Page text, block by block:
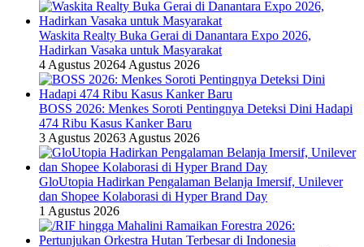
Waskita Realty Buka Gerai di Danantara Expo 2026,
Hadirkan Vasaka untuk Masyarakat
4 Agustus 20264 Agustus 2026
BOSS 2026: Menkes Soroti Pentingnya Deteksi Dini Hadapi
474 Ribu Kasus Kanker Baru
3 Agustus 20263 Agustus 2026
GloUtopia Hadirkan Pengalaman Belanja Imersif, Unilever
dan Shopee Kolaborasi di Hyper Brand Day
1 Agustus 2026